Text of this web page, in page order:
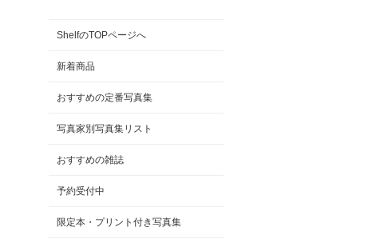
ShelfのTOPページへ
新着商品
おすすめの定番写真集
写真家別写真集リスト
おすすめの雑誌
予約受付中
限定本・プリント付き写真集